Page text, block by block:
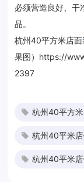
必须营造良好、干
品。
杭州40平方米店
果图） https://
2397
杭州40平方
杭州40平米
杭州40平米